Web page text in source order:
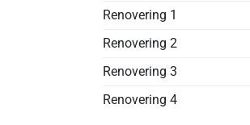
Renovering 1
Renovering 2
Renovering 3
Renovering 4